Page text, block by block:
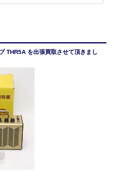
THR5A を出張買取させて頂きまし